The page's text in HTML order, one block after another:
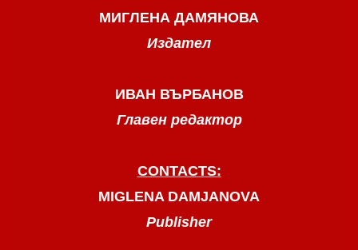
МИГЛЕНА ДАМЯНОВА
Издател
ИВАН ВЪРБАНОВ
Главен редактор
CONTACTS:
MIGLENA DAMJANOVA
Publisher